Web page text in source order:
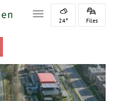
Toggle navigation
24° Files